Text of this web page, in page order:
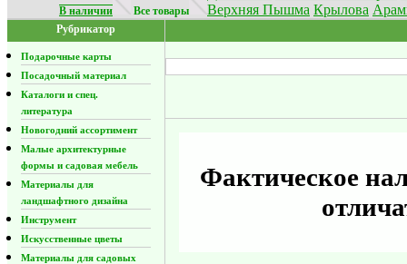
В наличии Все товары
Верхняя Пышма Крылова
Рубрикатор
Подарочные карты
Посадочный материал
Каталоги и спец.
литература
Новогодний ассортимент
Малые архитектурные
формы и садовая мебель
Материалы для
ландшафтного дизайна
Инструмент
Искусственные цветы
Материалы для садовых
Фактическое